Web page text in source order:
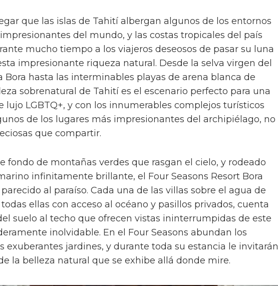
que las islas de Tahití albergan algunos de los entornos
del mundo, y las costas tropicales del país
mucho tiempo a los viajeros deseosos de pasar su luna
impresionante riqueza natural. Desde la selva virgen del
Bora hasta las interminables playas de arena blanca de
sobrenatural de Tahití es el escenario perfecto para una
lujo LGBTQ+, y con los innumerables complejos turísticos
de los lugares más impresionantes del archipiélago, no
que compartir.
fondo de montañas verdes que rasgan el cielo, y rodeado
infinitamente brillante, el Four Seasons Resort Bora
al paraíso. Cada una de las villas sobre el agua de
ellas con acceso al océano y pasillos privados, cuenta
suelo al techo que ofrecen vistas ininterrumpidas de este
inolvidable. En el Four Seasons abundan los
exuberantes jardines, y durante toda su estancia le invitarán
la belleza natural que se exhibe allá donde mire.